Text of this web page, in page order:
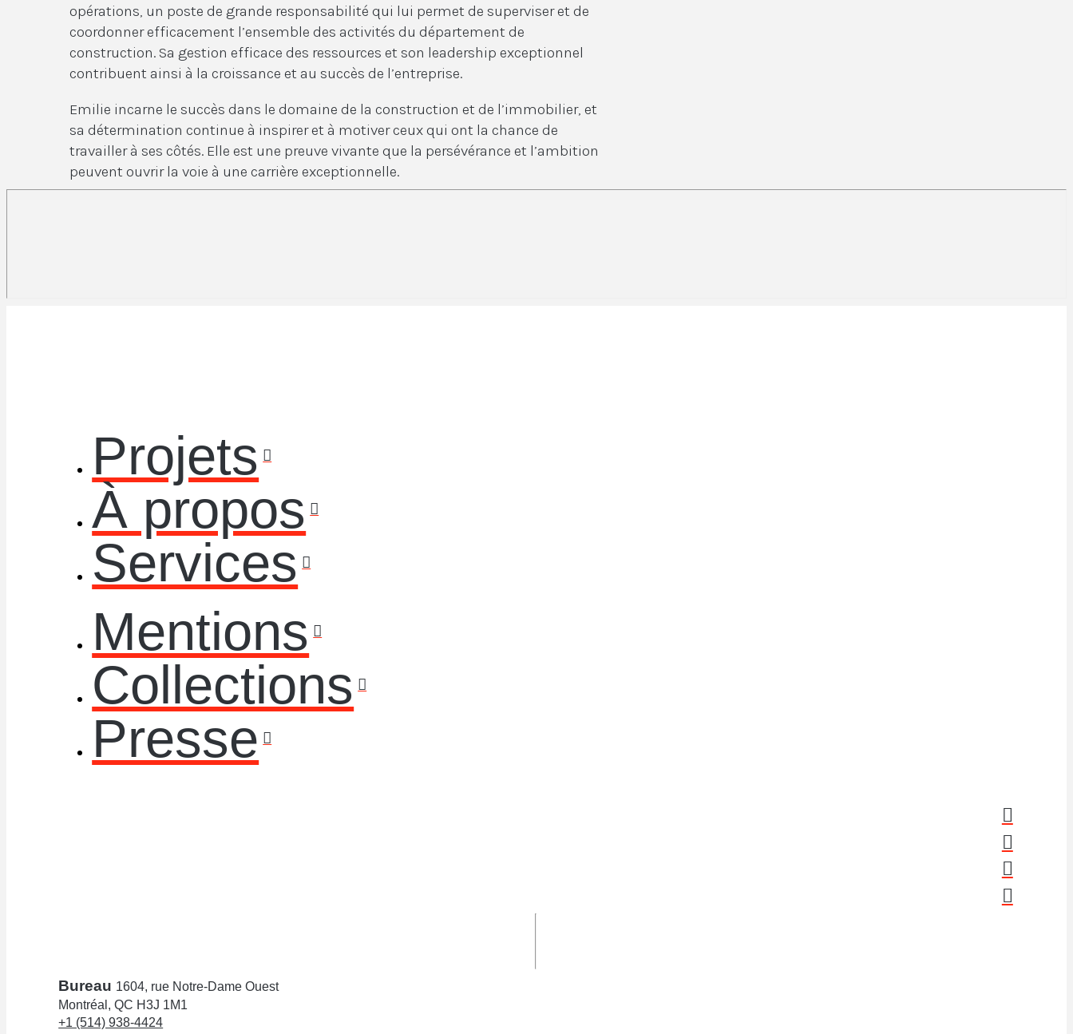
opérations, un poste de grande responsabilité qui lui permet de superviser et de
coordonner efficacement l’ensemble des activités du département de
construction. Sa gestion efficace des ressources et son leadership exceptionnel
contribuent ainsi à la croissance et au succès de l’entreprise.
Emilie incarne le succès dans le domaine de la construction et de l’immobilier, et
sa détermination continue à inspirer et à motiver ceux qui ont la chance de
travailler à ses côtés. Elle est une preuve vivante que la persévérance et l’ambition
peuvent ouvrir la voie à une carrière exceptionnelle.
Projets
À propos
Services
Mentions
Collections
Presse
Bureau 1604, rue Notre-Dame Ouest
Montréal, QC H3J 1M1
+1 (514) 938-4424